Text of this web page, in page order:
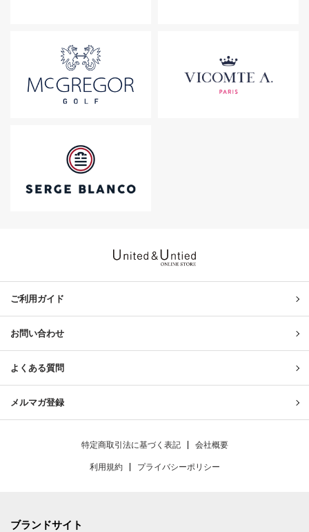
ご利用ガイド
お問い合わせ
よくある質問
メルマガ登録
特定商取引法に基づく表記 会社概要
利用規約 プライバシーポリシー
ブランドサイト